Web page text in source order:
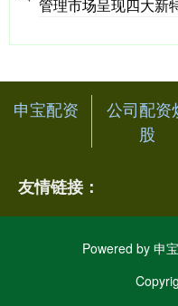
管理市场呈现四大新
申宝配资
公司配资
股
友情链接：
Powered by 申